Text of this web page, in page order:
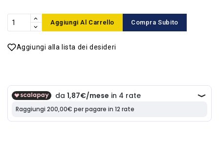
Aggiungi Al Carrello Compra Subito
Aggiungi alla lista dei desideri